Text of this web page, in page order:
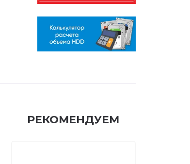
РЕКОМЕНДУЕМ